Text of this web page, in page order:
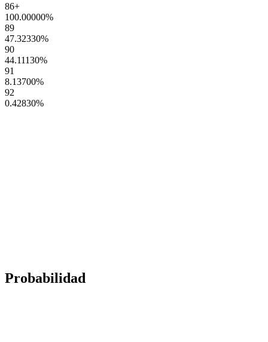
86+
100.00000%
89
47.32330%
90
44.11130%
91
8.13700%
92
0.42830%
Probabilidad